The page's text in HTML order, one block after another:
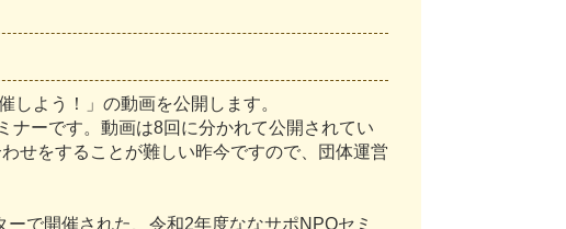
し よ う ！ 」 の動画を公開 し ま す。
ミ ナーです。 動画は8回 に分かれて公開 されてい
わせをする こ と が難しい昨今ですので、 団体運営
ーで開催された 、 令和2年度ななサポN POセ ミ